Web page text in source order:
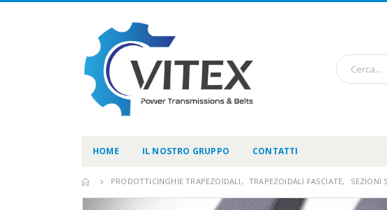
HOME IL NOSTRO GRUPPO CONTATTI
PRODOTTI CINGHIE TRAPEZOIDALI, TRAPEZOIDALI FASCIATE, SEZIONI